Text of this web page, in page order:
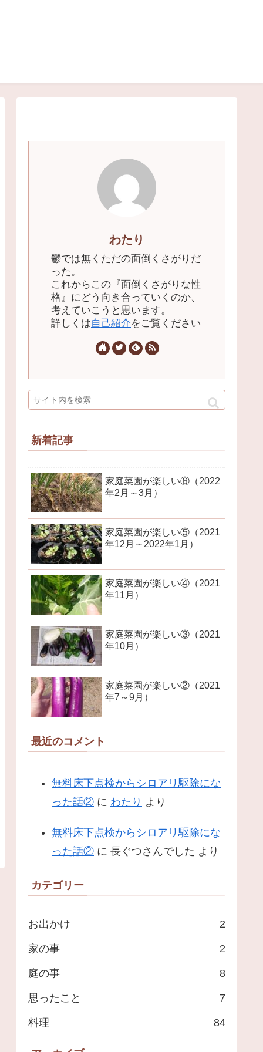
わたり
鬱では無くただの面倒くさがりだ
った。
これからこの『面倒くさがりな性
格』にどう向き合っていくのか、
考えていこうと思います。
詳しくは自己紹介をご覧ください
新着記事
家庭菜園が楽しい⑥（2022
年2月～3月）
家庭菜園が楽しい⑤（2021
年12月～2022年1月）
家庭菜園が楽しい④（2021
年11月）
家庭菜園が楽しい③（2021
年10月）
家庭菜園が楽しい②（2021
年7～9月）
最近のコメント
無料床下点検からシロアリ駆除にな
った話② に わたり より
無料床下点検からシロアリ駆除にな
った話② に 長ぐつさんでした より
カテゴリー
お出かけ 2
家の事 2
庭の事 8
思ったこと 7
料理 84